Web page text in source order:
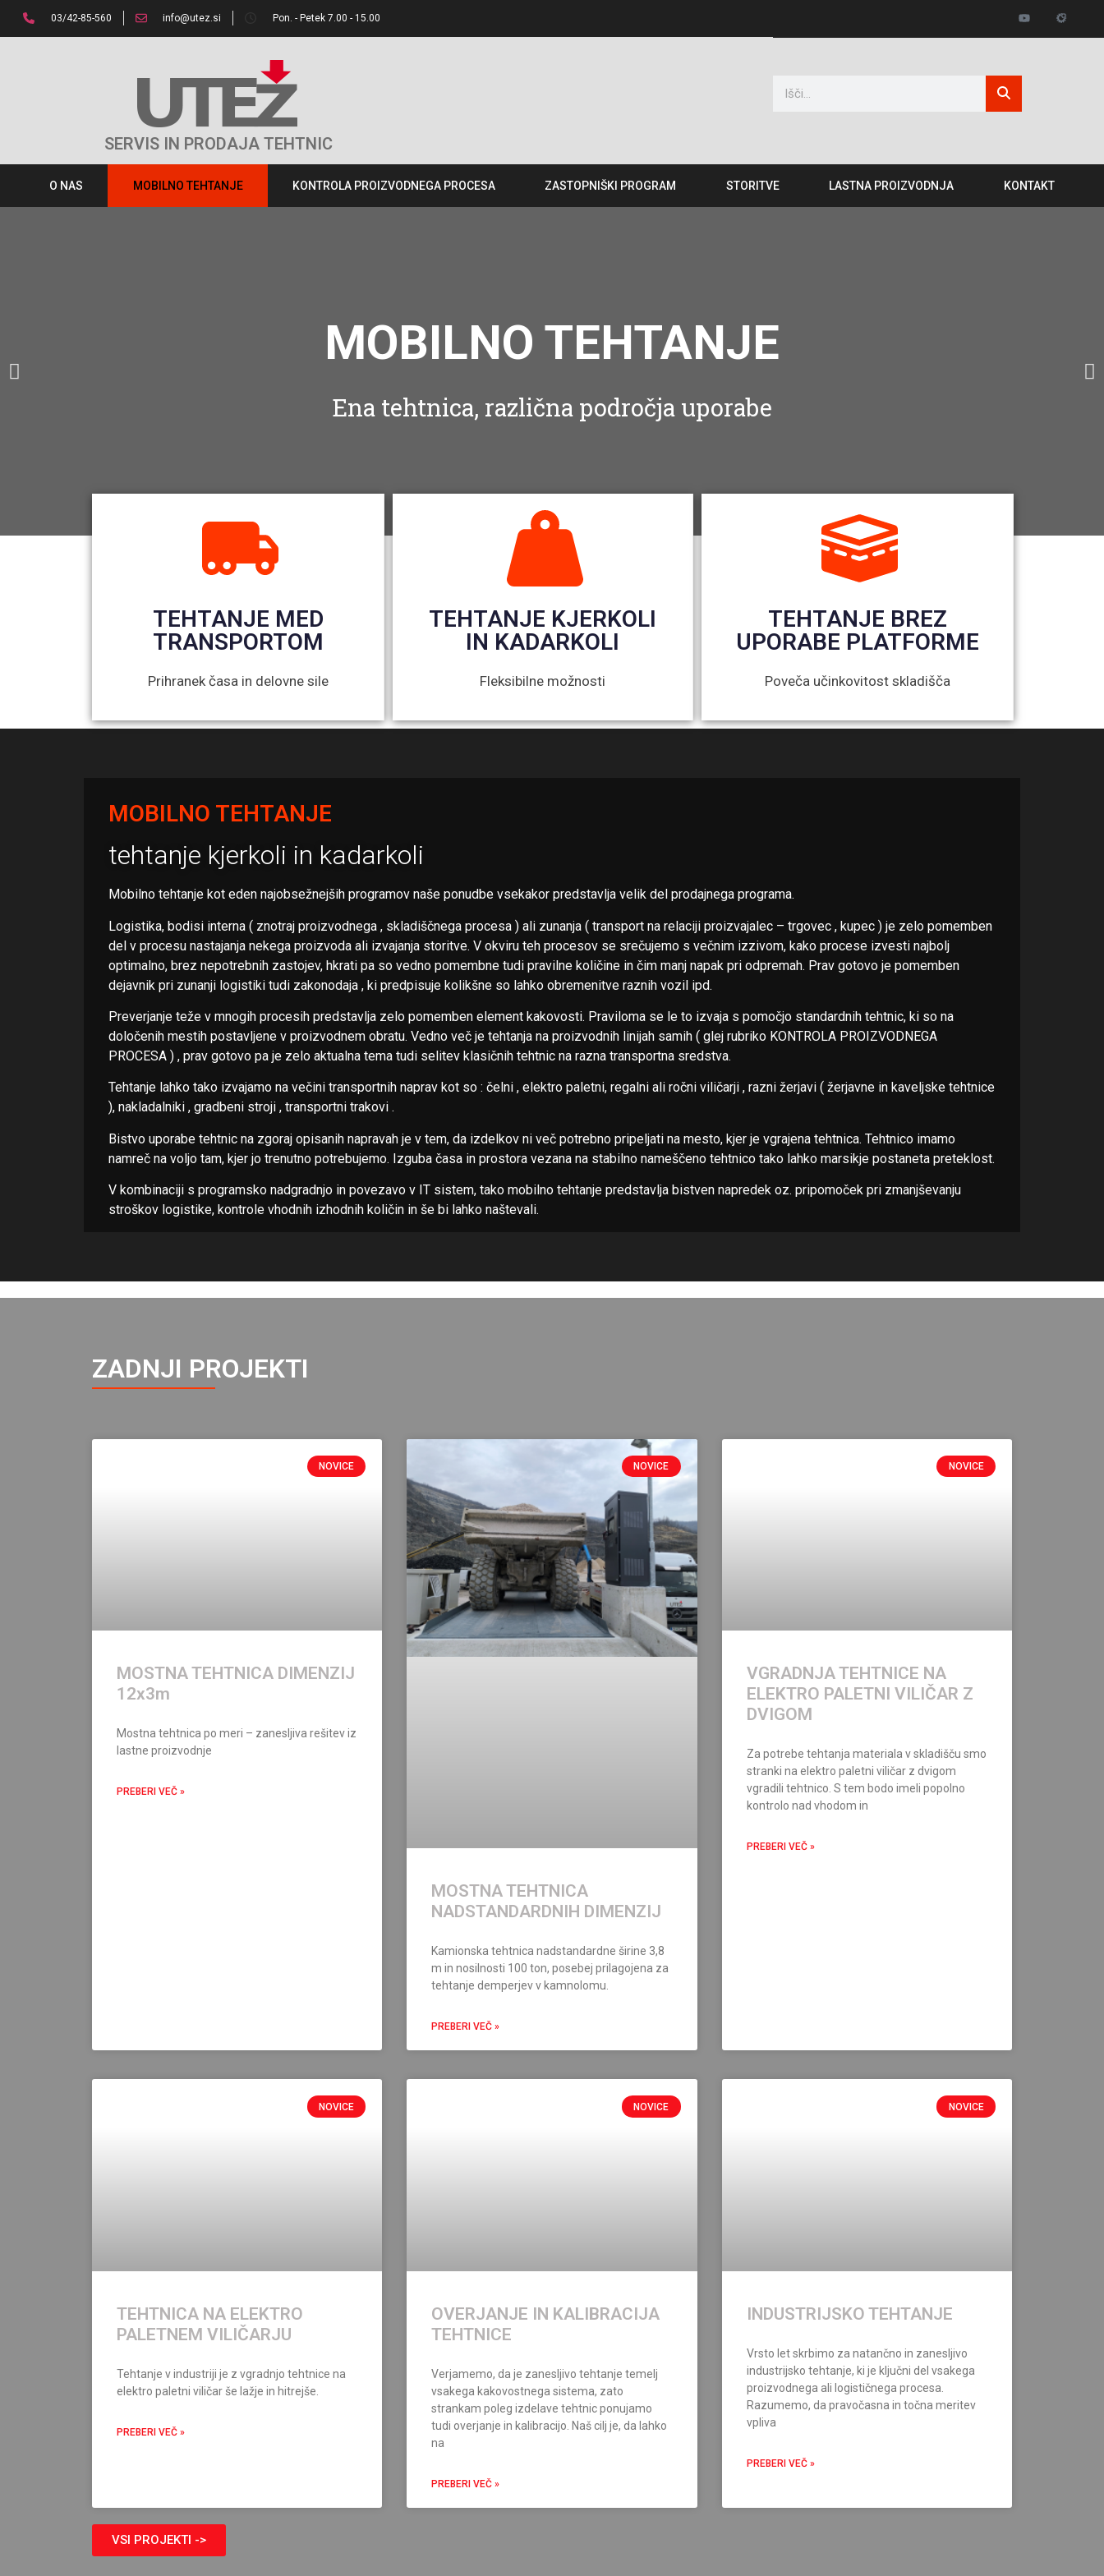
03/42-85-560 info@utez.si Pon. - Petek 7.00 - 15.00
SERVIS IN PRODAJA TEHTNIC
O NAS MOBILNO TEHTANJE KONTROLA PROIZVODNEGA PROCESA ZASTOPNIŠKI PROGRAM STORITVE LASTNA PROIZVODNJA KONTAKT
MOBILNO TEHTANJE
Ena tehtnica, različna področja uporabe
TEHTANJE MED
TRANSPORTOM
Prihranek časa in delovne sile
TEHTANJE KJERKOLI
IN KADARKOLI
Fleksibilne možnosti
TEHTANJE BREZ
UPORABE PLATFORME
Poveča učinkovitost skladišča
MOBILNO TEHTANJE
tehtanje kjerkoli in kadarkoli
Mobilno tehtanje kot eden najobsežnejših programov naše ponudbe vsekakor predstavlja velik del prodajnega programa.
Logistika, bodisi interna ( znotraj proizvodnega , skladiščnega procesa ) ali zunanja ( transport na relaciji proizvajalec – trgovec , kupec ) je zelo pomemben
del v procesu nastajanja nekega proizvoda ali izvajanja storitve. V okviru teh procesov se srečujemo s večnim izzivom, kako procese izvesti najbolj
optimalno, brez nepotrebnih zastojev, hkrati pa so vedno pomembne tudi pravilne količine in čim manj napak pri odpremah. Prav gotovo je pomemben
dejavnik pri zunanji logistiki tudi zakonodaja , ki predpisuje kolikšne so lahko obremenitve raznih vozil ipd.
Preverjanje teže v mnogih procesih predstavlja zelo pomemben element kakovosti. Praviloma se le to izvaja s pomočjo standardnih tehtnic, ki so na
določenih mestih postavljene v proizvodnem obratu. Vedno več je tehtanja na proizvodnih linijah samih ( glej rubriko KONTROLA PROIZVODNEGA
PROCESA ) , prav gotovo pa je zelo aktualna tema tudi selitev klasičnih tehtnic na razna transportna sredstva.
Tehtanje lahko tako izvajamo na večini transportnih naprav kot so : čelni , elektro paletni, regalni ali ročni viličarji , razni žerjavi ( žerjavne in kaveljske tehtnice
), nakladalniki , gradbeni stroji , transportni trakovi .
Bistvo uporabe tehtnic na zgoraj opisanih napravah je v tem, da izdelkov ni več potrebno pripeljati na mesto, kjer je vgrajena tehtnica. Tehtnico imamo
namreč na voljo tam, kjer jo trenutno potrebujemo. Izguba časa in prostora vezana na stabilno nameščeno tehtnico tako lahko marsikje postaneta preteklost.
V kombinaciji s programsko nadgradnjo in povezavo v IT sistem, tako mobilno tehtanje predstavlja bistven napredek oz. pripomoček pri zmanjševanju
stroškov logistike, kontrole vhodnih izhodnih količin in še bi lahko naštevali.
ZADNJI PROJEKTI
NOVICE
MOSTNA TEHTNICA DIMENZIJ
12x3m
Mostna tehtnica po meri – zanesljiva rešitev iz
lastne proizvodnje
PREBERI VEČ »
NOVICE
MOSTNA TEHTNICA
NADSTANDARDNIH DIMENZIJ
Kamionska tehtnica nadstandardne širine 3,8
m in nosilnosti 100 ton, posebej prilagojena za
tehtanje demperjev v kamnolomu.
PREBERI VEČ »
NOVICE
VGRADNJA TEHTNICE NA
ELEKTRO PALETNI VILIČAR Z
DVIGOM
Za potrebe tehtanja materiala v skladišču smo
stranki na elektro paletni viličar z dvigom
vgradili tehtnico. S tem bodo imeli popolno
kontrolo nad vhodom in
PREBERI VEČ »
NOVICE
TEHTNICA NA ELEKTRO
PALETNEM VILIČARJU
Tehtanje v industriji je z vgradnjo tehtnice na
elektro paletni viličar še lažje in hitrejše.
PREBERI VEČ »
NOVICE
OVERJANJE IN KALIBRACIJA
TEHTNICE
Verjamemo, da je zanesljivo tehtanje temelj
vsakega kakovostnega sistema, zato
strankam poleg izdelave tehtnic ponujamo
tudi overjanje in kalibracijo. Naš cilj je, da lahko
na
PREBERI VEČ »
NOVICE
INDUSTRIJSKO TEHTANJE
Vrsto let skrbimo za natančno in zanesljivo
industrijsko tehtanje, ki je ključni del vsakega
proizvodnega ali logističnega procesa.
Razumemo, da pravočasna in točna meritev
vpliva
PREBERI VEČ »
VSI PROJEKTI ->